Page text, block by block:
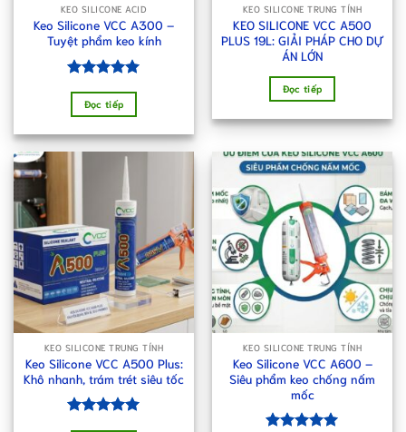
KEO SILICONE ACID
Keo Silicone VCC A300 –
Tuyệt phẩm keo kính
hạng 5.00
5 sao
Đọc tiếp
KEO SILICONE TRUNG TÍNH
KEO SILICONE VCC A500
PLUS 19L: GIẢI PHÁP CHO DỰ
ÁN LỚN
Đọc tiếp
KEO SILICONE TRUNG TÍNH
Keo Silicone VCC A500 Plus:
Khô nhanh, trám trét siêu tốc
KEO SILICONE TRUNG TÍNH
Keo Silicone VCC A600 –
Siêu phẩm keo chống nấm
mốc